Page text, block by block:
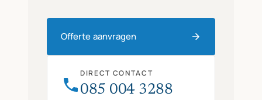
Offerte aanvragen
DIRECT CONTACT
085 004 3288